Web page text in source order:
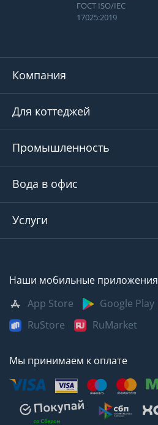
ГОСТ ISO/IEC
17025:2019
Компания
Для коттеджей
Промышленность
Вода в офис
Услуги
Наши мобильные приложения
App Store
Google Play
RuStore
RuMarket
Мы принимаем к оплате